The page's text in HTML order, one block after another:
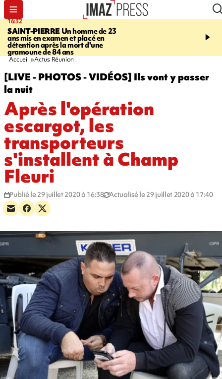
16:32
SAINT-PIERREUn homme de 23
ans mis en examen et placé en
détention après la mort d'une
gramoune de 84 ans
21:08
et Turquie scellent un
Accueil Actus Réunion
[LIVE - PHOTOS - VIDÉOS] Ils vont y passer
la nuit
Après l'opération
escargot, les
transporteurs
s'installent à Champ
Fleuri
Publié le 29 juillet 2020 à 16:38 Actualisé le 29 juillet 2020 à 17:40